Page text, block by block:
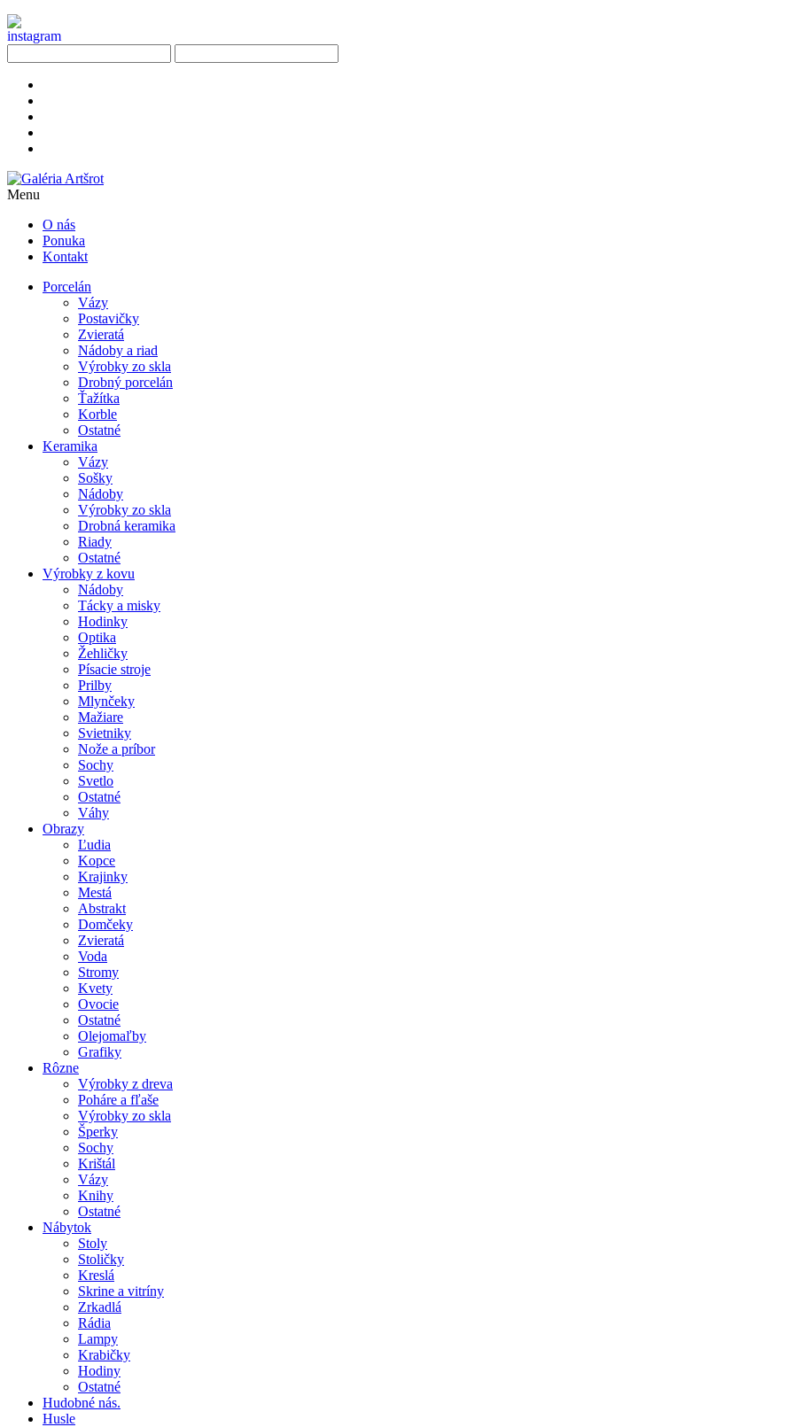
Menu
O nás
Ponuka
Kontakt
Porcelán
Vázy
Postavičky
Zvieratá
Nádoby a riad
Výrobky zo skla
Drobný porcelán
Ťažítka
Korble
Ostatné
Keramika
Vázy
Sošky
Nádoby
Výrobky zo skla
Drobná keramika
Riady
Ostatné
Výrobky z kovu
Nádoby
Tácky a misky
Hodinky
Optika
Žehličky
Písacie stroje
Prilby
Mlynčeky
Mažiare
Svietniky
Nože a príbor
Sochy
Svetlo
Ostatné
Váhy
Obrazy
Ľudia
Kopce
Krajinky
Mestá
Abstrakt
Domčeky
Zvieratá
Voda
Stromy
Kvety
Ovocie
Ostatné
Olejomaľby
Grafiky
Rôzne
Výrobky z dreva
Poháre a fľaše
Výrobky zo skla
Šperky
Sochy
Krištál
Vázy
Knihy
Ostatné
Nábytok
Stoly
Stoličky
Kreslá
Skrine a vitríny
Zrkadlá
Rádia
Lampy
Krabičky
Hodiny
Ostatné
Hudobné nás.
Husle